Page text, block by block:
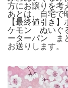
方にお譲りを考
あとは、自宅で
【最終値引き
ケモン ぬいぐ
ーターパン ま
お送りします。